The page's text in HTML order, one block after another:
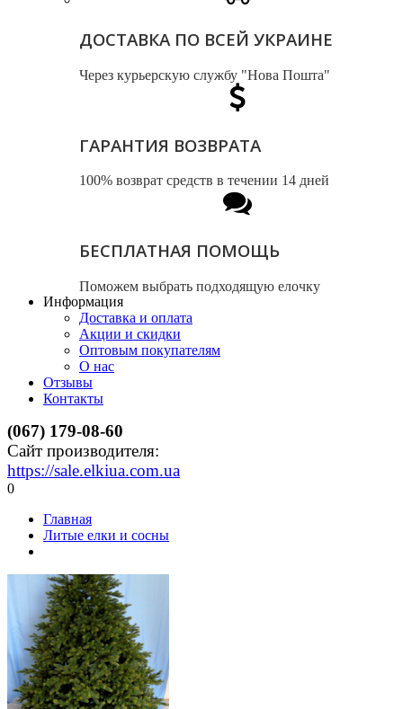
ДОСТАВКА ПО ВСЕЙ УКРАИНЕ
Через курьерскую службу "Нова Пошта"
ГАРАНТИЯ ВОЗВРАТА
100% возврат средств в течении 14 дней
БЕСПЛАТНАЯ ПОМОЩЬ
Поможем выбрать подходящую елочку
Информация
Доставка и оплата
Акции и скидки
Оптовым покупателям
О нас
Отзывы
Контакты
(067) 179-08-60
Сайт производителя:
https://sale.elkiua.com.ua
0
Главная
Литые елки и сосны